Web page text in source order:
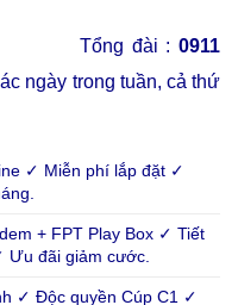
Tổng đài : 0911
ngày trong tuần, cả thứ
✓ Miễn phí lắp đặt ✓
+ FPT Play Box ✓ Tiết
Ưu đãi giảm cước.
✓ Độc quyền Cúp C1 ✓